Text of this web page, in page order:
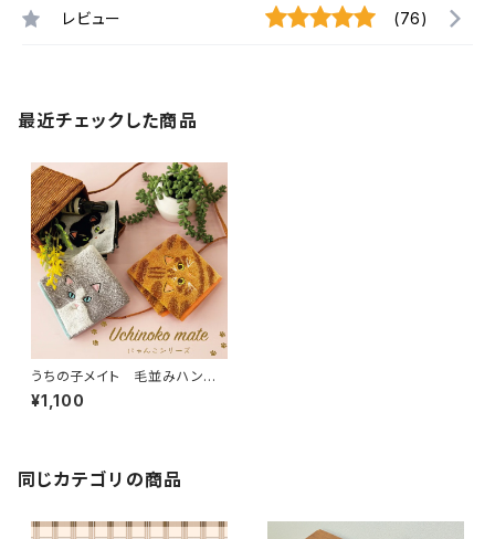
レビュー (76)
最近チェックした商品
うちの子メイト 毛並みハンカ
チ
¥1,100
同じカテゴリの商品